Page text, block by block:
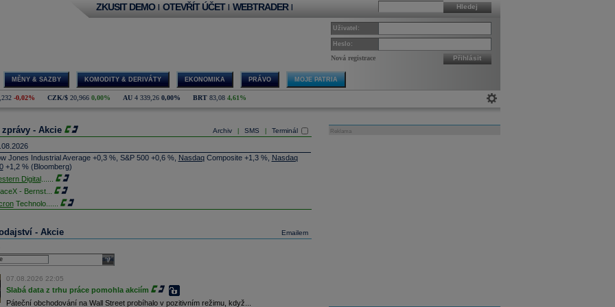
Hledej
ZKUSIT DEMO | OTEVŘÍT ÚČET | WEBTRADER |
Uživatel:
Heslo:
Nová registrace Přihlásit
MĚNY & SAZBY KOMODITY & DERIVÁTY EKONOMIKA PRÁVO MOJE PATRIA
-0,02% CZK/$ 20,966 0,00% AU 4 339,26 0,00% BRT 83,08 4,61%
Archiv SMS Terminál
zprávy - Akcie
Jones Industrial Average +0,3 %, S&P 500 +0,6 %, NasdaqComposite +1,3 %, Nasdaq
+1,2 % (Bloomberg)
Digital......
- Bernst...
Technolo......
obchodů s akciemi na pražské burze za dnešní den je 0,831 mld. Kč. Průměrný objem
za poslední rok je 0,665 mld. Kč.
výroby balistických střel ATACMS ve spolupráci s americkou firmou
dobu potrvá. Agentuře Reuters to řekl generální ředitel německé zbrojovky
Papperger. Společná výroba s Lockheedem v Německu by podle něj mohla pomoci
arzenál Spojeným státům, které mají zvýšenou spotřebu střel kvůli válce s Íránem
Emailem
- Akcie
select
07.08.2026 22:05
Slabá data z trhu práce pomohla akciím
Páteční obchodování na Wall Street probíhalo v pozitivním režimu, když...
Reklama